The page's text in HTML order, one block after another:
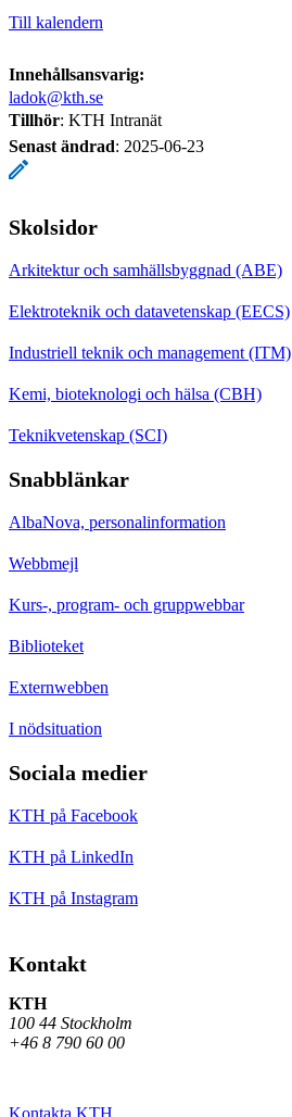
Till kalendern
Innehållsansvarig:
ladok@kth.se
Tillhör: KTH Intranät
Senast ändrad: 2025-06-23
Skolsidor
Arkitektur och samhällsbyggnad (ABE)
Elektroteknik och datavetenskap (EECS)
Industriell teknik och management (ITM)
Kemi, bioteknologi och hälsa (CBH)
Teknikvetenskap (SCI)
Snabblänkar
AlbaNova, personalinformation
Webbmejl
Kurs-, program- och gruppwebbar
Biblioteket
Externwebben
I nödsituation
Sociala medier
KTH på Facebook
KTH på LinkedIn
KTH på Instagram
Kontakt
KTH
100 44 Stockholm
+46 8 790 60 00
Kontakta KTH